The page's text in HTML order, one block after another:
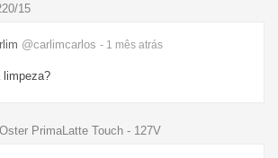
15
@carlimcarlos - 1 mês atrás
limpeza?
PrimaLatte Touch - 127V